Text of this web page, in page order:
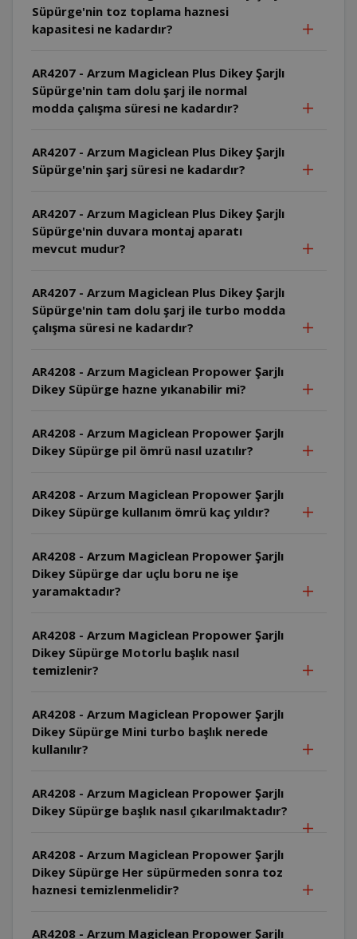
Süpürge'nin toz toplama haznesi
kapasitesi ne kadardır?
AR4207 - Arzum Magiclean Plus Dikey Şarjlı
Süpürge'nin tam dolu şarj ile normal
modda çalışma süresi ne kadardır?
AR4207 - Arzum Magiclean Plus Dikey Şarjlı
Süpürge'nin şarj süresi ne kadardır?
AR4207 - Arzum Magiclean Plus Dikey Şarjlı
Süpürge'nin duvara montaj aparatı
mevcut mudur?
AR4207 - Arzum Magiclean Plus Dikey Şarjlı
Süpürge'nin tam dolu şarj ile turbo modda
çalışma süresi ne kadardır?
AR4208 - Arzum Magiclean Propower Şarjlı
Dikey Süpürge hazne yıkanabilir mi?
AR4208 - Arzum Magiclean Propower Şarjlı
Dikey Süpürge pil ömrü nasıl uzatılır?
AR4208 - Arzum Magiclean Propower Şarjlı
Dikey Süpürge kullanım ömrü kaç yıldır?
AR4208 - Arzum Magiclean Propower Şarjlı
Dikey Süpürge dar uçlu boru ne işe
yaramaktadır?
AR4208 - Arzum Magiclean Propower Şarjlı
Dikey Süpürge Motorlu başlık nasıl
temizlenir?
AR4208 - Arzum Magiclean Propower Şarjlı
Dikey Süpürge Mini turbo başlık nerede
kullanılır?
AR4208 - Arzum Magiclean Propower Şarjlı
Dikey Süpürge başlık nasıl çıkarılmaktadır?
AR4208 - Arzum Magiclean Propower Şarjlı
Dikey Süpürge Her süpürmeden sonra toz
haznesi temizlenmelidir?
AR4208 - Arzum Magiclean Propower Şarjlı